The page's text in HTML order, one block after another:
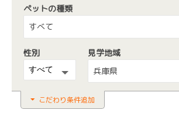
ペットの種類
すべて
性別
見学地域
兵庫県
こだわり条件追加